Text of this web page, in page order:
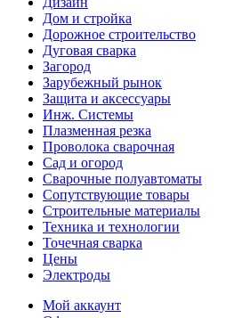
Дом и стройка
Дорожное строительство
Дуговая сварка
Загород
Зарубежный рынок
Защита и аксессуары
Инж. Системы
Плазменная резка
Проволока сварочная
Сад и огород
Сварочные полуавтоматы
Сопутствующие товары
Строительные материалы
Техника и технологии
Точечная сварка
Цены
Электроды
Мой аккаунт